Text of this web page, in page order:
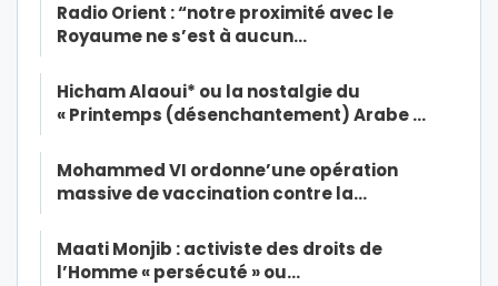
Radio Orient : “notre proximité avec le
Royaume ne s’est à aucun…
Hicham Alaoui* ou la nostalgie du
« Printemps (désenchantement) Arabe …
Mohammed VI ordonne’une opération
massive de vaccination contre la…
Maati Monjib : activiste des droits de
l’Homme « persécuté » ou…